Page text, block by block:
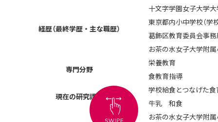
経歴（最終学歴・主な職歴）
十文字学園女子大学大
東京都内小中学校（学
葛飾区教育委員会事務
お茶の水女子大学附属
専門分野
栄養教育
食教育指導
現在の研究課題
学校給食とつなげた食
牛乳 和食
お茶の水女子大学附